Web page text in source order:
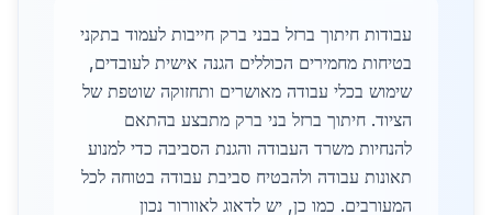
עבודות חיתוך ברזל בבני ברק חייבות לעמוד בתקני
בטיחות מחמירים הכוללים הגנה אישית לעובדים,
שימוש בכלי עבודה מאושרים ותחזוקה שוטפת של
הציוד. חיתוך ברזל בני ברק מתבצע בהתאם
להנחיות משרד העבודה והגנת הסביבה כדי למנוע
תאונות עבודה ולהבטיח סביבת עבודה בטוחה לכל
המעורבים. כמו כן, יש לדאוג לאוורור נכון